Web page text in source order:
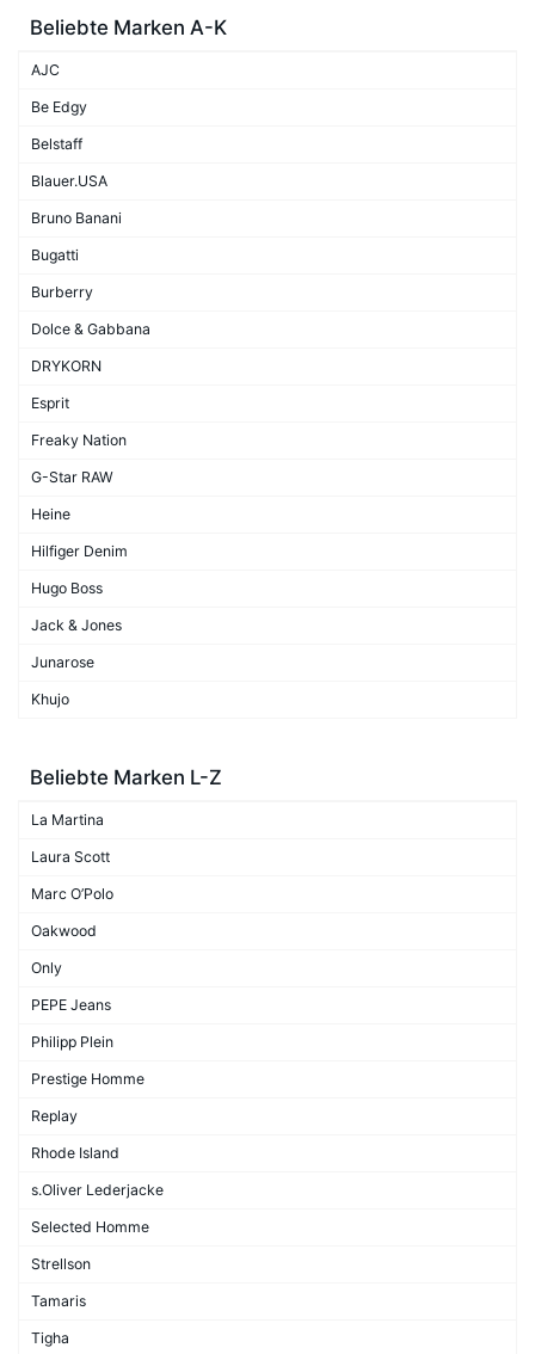
Beliebte Marken A-K
AJC
Be Edgy
Belstaff
Blauer.USA
Bruno Banani
Bugatti
Burberry
Dolce & Gabbana
DRYKORN
Esprit
Freaky Nation
G-Star RAW
Heine
Hilfiger Denim
Hugo Boss
Jack & Jones
Junarose
Khujo
Beliebte Marken L-Z
La Martina
Laura Scott
Marc O’Polo
Oakwood
Only
PEPE Jeans
Philipp Plein
Prestige Homme
Replay
Rhode Island
s.Oliver Lederjacke
Selected Homme
Strellson
Tamaris
Tigha